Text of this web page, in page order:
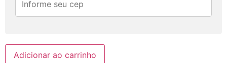
Adicionar ao carrinho